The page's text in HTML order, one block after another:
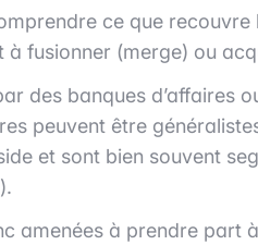
ce que
fusionner (merge) ou
des banques d’affaires
peuvent être
et sont bien souvent
amenées à prendre part